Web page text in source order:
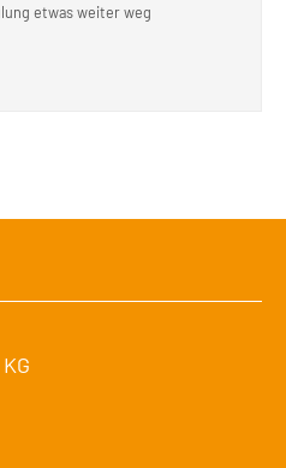
etwas weiter weg